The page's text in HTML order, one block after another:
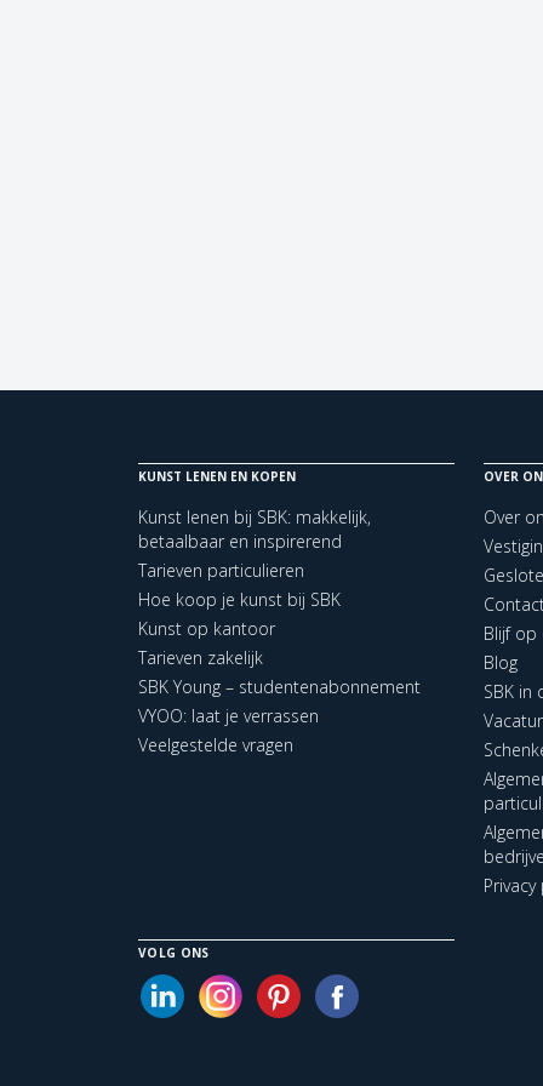
KUNST LENEN EN KOPEN
Kunst lenen bij SBK: makkelijk,
betaalbaar en inspirerend
Tarieven particulieren
Hoe koop je kunst bij SBK
Kunst op kantoor
Tarieven zakelijk
SBK Young – studentenabonnement
VYOO: laat je verrassen
Veelgestelde vragen
OVER
Over
Blijf op
Blog
SBK in
VOLG ONS